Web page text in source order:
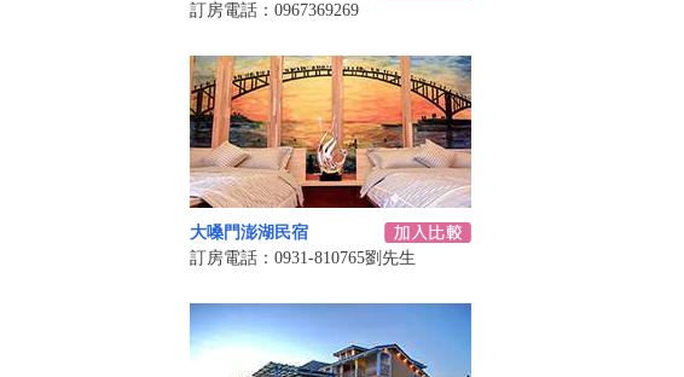
訂房電話：0967369269
大嗓門澎湖民宿
訂房電話：0931-810765劉先生